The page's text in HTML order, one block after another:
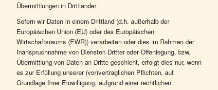
Übermittlungen in Drittländer
Sofern wir Daten in einem Drittland (d.h. außerhalb der
Europäischen Union (EU) oder des Europäischen
Wirtschaftsraums (EWR)) verarbeiten oder dies im Rahmen der
Inanspruchnahme von Diensten Dritter oder Offenlegung, bzw.
Übermittlung von Daten an Dritte geschieht, erfolgt dies nur, wenn
es zur Erfüllung unserer (vor)vertraglichen Pflichten, auf
Grundlage Ihrer Einwilligung, aufgrund einer rechtlichen